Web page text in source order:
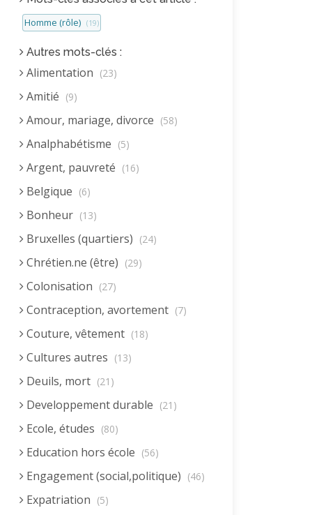
Homme (rôle) (19)
Autres mots-clés :
Alimentation (23)
Amitié (9)
Amour, mariage, divorce (58)
Analphabétisme (5)
Argent, pauvreté (16)
Belgique (6)
Bonheur (13)
Bruxelles (quartiers) (24)
Chrétien.ne (être) (29)
Colonisation (27)
Contraception, avortement (7)
Couture, vêtement (18)
Cultures autres (13)
Deuils, mort (21)
Developpement durable (21)
Ecole, études (80)
Education hors école (56)
Engagement (social,politique) (46)
Expatriation (5)